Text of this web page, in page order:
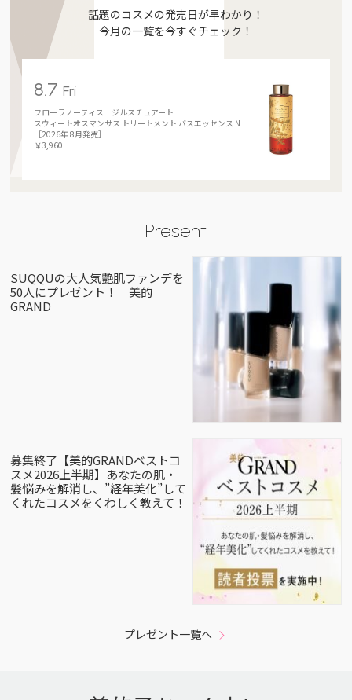
話題のコスメの発売日が早わかり！
今月の一覧を今すぐチェック！
8.7Fri
フローラノーティス ジルスチュアート
スウィートオスマンサス トリートメント バスエッセンス N
［2026年 8月発売］
￥3,960
Present
SUQQUの大人気艶肌ファンデを
50人にプレゼント！｜美的
GRAND
募集終了【美的GRANDベストコ
スメ2026上半期】あなたの肌・
髪悩みを解消し、”経年美化”して
くれたコスメをくわしく教えて！
プレゼント一覧へ